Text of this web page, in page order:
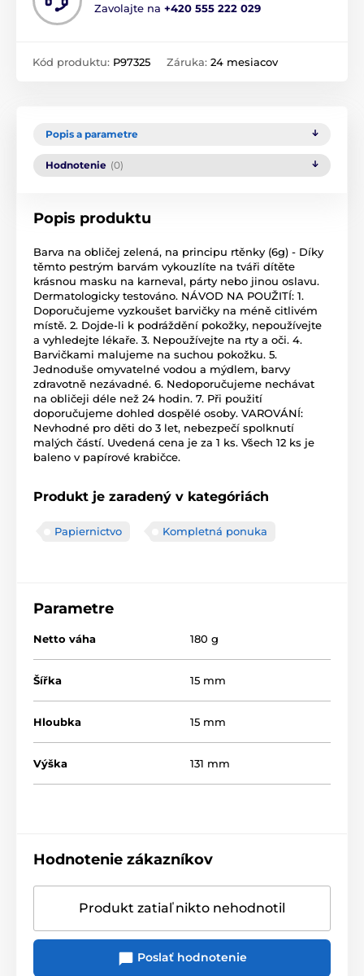
Zavolajte na +420 555 222 029
Kód produktu: P97325 Záruka: 24 mesiacov
Popis a parametre
Hodnotenie (0)
Popis produktu
Barva na obličej zelená, na principu rtěnky (6g) - Díky
těmto pestrým barvám vykouzlíte na tváři dítěte
krásnou masku na karneval, párty nebo jinou oslavu.
Dermatologicky testováno. NÁVOD NA POUŽITÍ: 1.
Doporučujeme vyzkoušet barvičky na méně citlivém
místě. 2. Dojde-li k podráždění pokožky, nepoužívejte
a vyhledejte lékaře. 3. Nepoužívejte na rty a oči. 4.
Barvičkami malujeme na suchou pokožku. 5.
Jednoduše omyvatelné vodou a mýdlem, barvy
zdravotně nezávadné. 6. Nedoporučujeme nechávat
na obličeji déle než 24 hodin. 7. Při použití
doporučujeme dohled dospělé osoby. VAROVÁNÍ:
Nevhodné pro děti do 3 let, nebezpečí spolknutí
malých částí. Uvedená cena je za 1 ks. Všech 12 ks je
baleno v papírové krabičce.
Produkt je zaradený v kategóriách
Papiernictvo Kompletná ponuka
Parametre
Netto váha 180 g
Šířka 15 mm
Hloubka 15 mm
Výška 131 mm
Hodnotenie zákazníkov
Produkt zatiaľ nikto nehodnotil
Poslať hodnotenie